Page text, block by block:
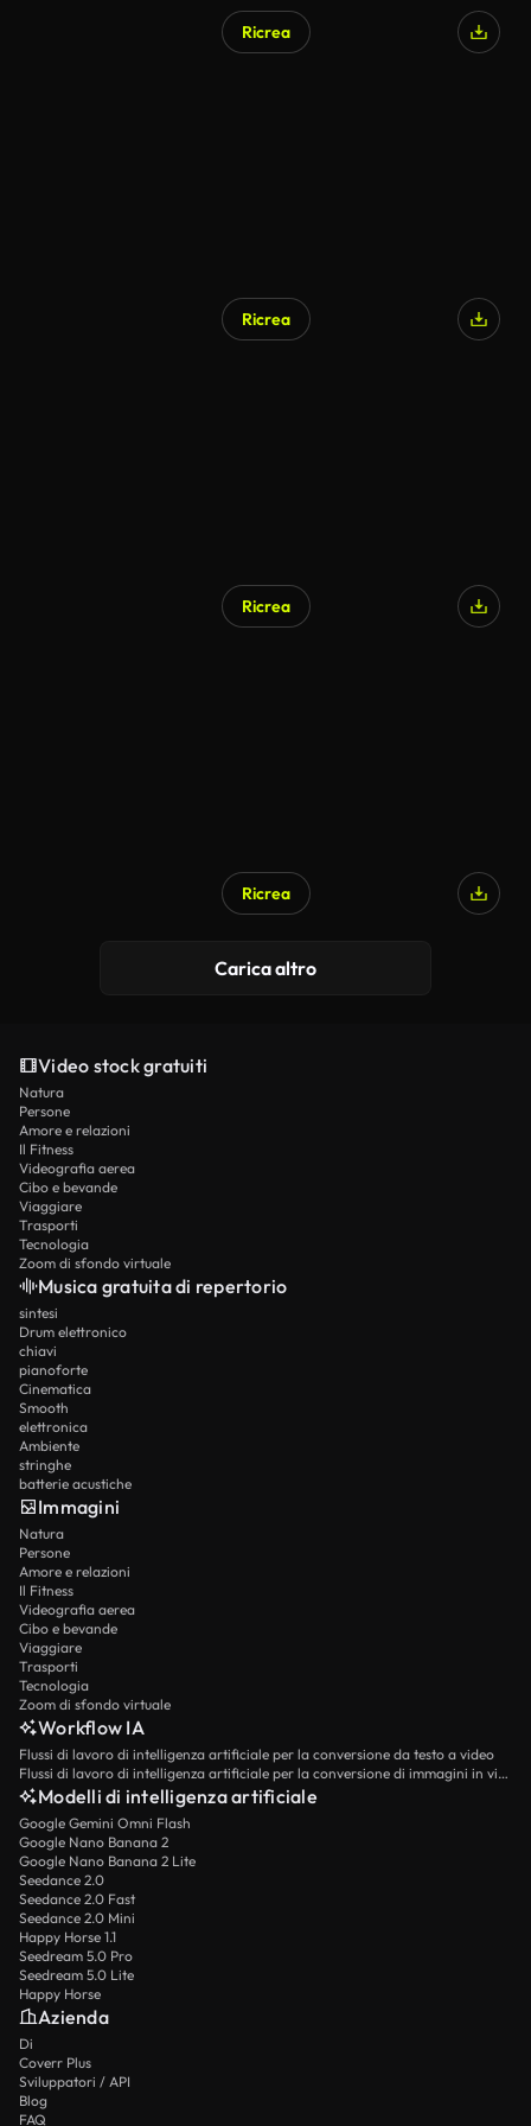
Ricrea
Ricrea
Ricrea
Ricrea
Carica altro
Video stock gratuiti
Natura
Persone
Amore e relazioni
Il Fitness
Videografia aerea
Cibo e bevande
Viaggiare
Trasporti
Tecnologia
Zoom di sfondo virtuale
Musica gratuita di repertorio
sintesi
Drum elettronico
chiavi
pianoforte
Cinematica
Smooth
elettronica
Ambiente
stringhe
batterie acustiche
Immagini
Natura
Persone
Amore e relazioni
Il Fitness
Videografia aerea
Cibo e bevande
Viaggiare
Trasporti
Tecnologia
Zoom di sfondo virtuale
Workflow IA
Flussi di lavoro di intelligenza artificiale per la conversione da testo a video
Flussi di lavoro di intelligenza artificiale per la conversione di immagini in video
Modelli di intelligenza artificiale
Google Gemini Omni Flash
Google Nano Banana 2
Google Nano Banana 2 Lite
Seedance 2.0
Seedance 2.0 Fast
Seedance 2.0 Mini
Happy Horse 1.1
Seedream 5.0 Pro
Seedream 5.0 Lite
Happy Horse
Azienda
Di
Coverr Plus
Sviluppatori / API
Blog
FAQ